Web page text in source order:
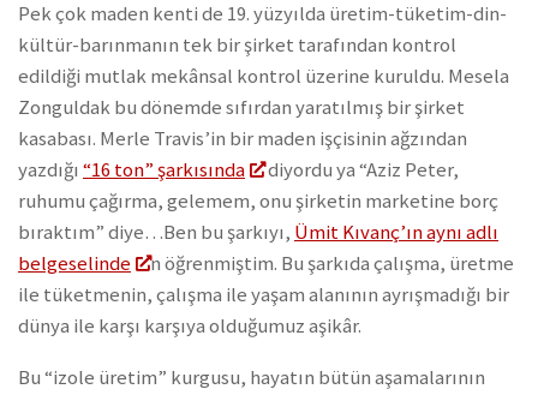
Pek çok maden kenti de 19. yüzyılda üretim-tüketim-din-
kültür-barınmanın tek bir şirket tarafından kontrol
edildiği mutlak mekânsal kontrol üzerine kuruldu. Mesela
Zonguldak bu dönemde sıfırdan yaratılmış bir şirket
kasabası. Merle Travis’in bir maden işçisinin ağzından
yazdığı “16 ton” şarkısında
diyordu ya “Aziz Peter,
ruhumu çağırma, gelemem, onu şirketin marketine borç
bıraktım” diye…Ben bu şarkıyı, Ümit Kıvanç’ın aynı adlı
belgeselinde
n öğrenmiştim. Bu şarkıda çalışma, üretme
ile tüketmenin, çalışma ile yaşam alanının ayrışmadığı bir
dünya ile karşı karşıya olduğumuz aşikâr.
Bu “izole üretim” kurgusu, hayatın bütün aşamalarının